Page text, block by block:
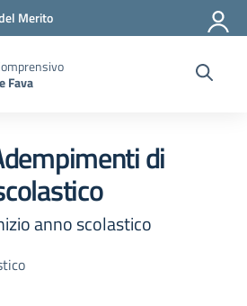
Merito
Fava
di
anno scolastico